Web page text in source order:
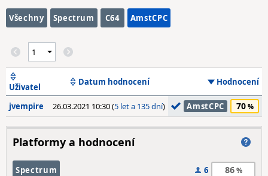
Všechny Spectrum C64 AmstCPC
Uživatel Datum hodnocení Hodnocení
jvempire 26.03.2021 10:30 (5 let a 135 dní) AmstCPC 70
Platformy a hodnocení
Spectrum 6 86